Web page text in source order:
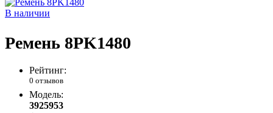
В наличии
Ремень 8PK1480
Рейтинг:
0 отзывов
Модель:
3925953